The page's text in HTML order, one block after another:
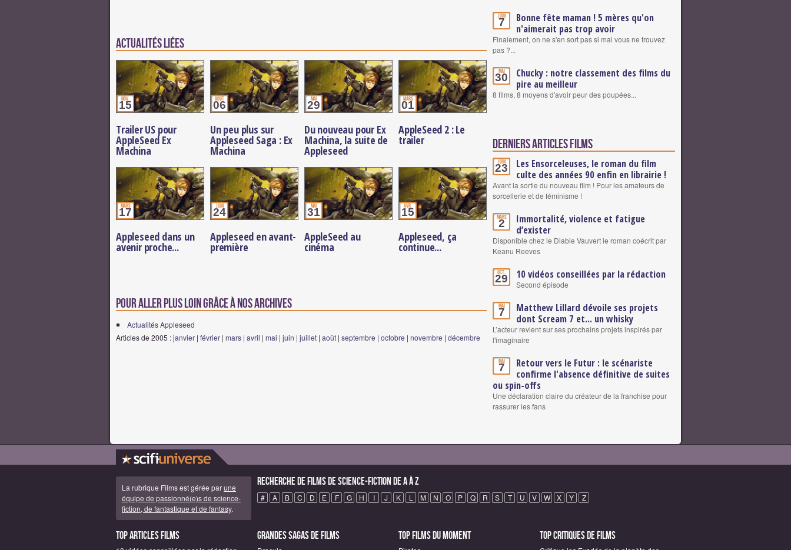
Actualités Liées
nov.
15
Trailer US pour
AppleSeed Ex
Machina
août
06
Un peu plus sur
Appleseed Saga : Ex
Machina
mai
29
Du nouveau pour Ex
Machina, la suite de
Appleseed
mars
01
AppleSeed 2 : Le
trailer
mars
17
Appleseed dans un
avenir proche...
juin
24
Appleseed en avant-
première
mai
31
AppleSeed au
cinéma
avr.
15
Appleseed, ça
continue...
Pour aller plus loin grâce à nos archives
Actualités Appleseed
Articles de 2005 :janvier | février | mars | avril | mai | juin | juillet | août | septembre | octobre | novembre | décembre
Juin
7
Bonne fête maman ! 5 mères qu'on
n'aimerait pas trop avoir
Finalement, on ne s'en sort pas si mal vous ne trouvez
pas ?...
Mai
30
Chucky : notre classement des films du
pire au meilleur
8 films, 8 moyens d'avoir peur des poupées...
Derniers articles Films
Juin
23
Les Ensorceleuses, le roman du film
culte des années 90 enfin en librairie !
Avant la sortie du nouveau film ! Pour les amateurs de
sorcellerie et de féminisme !
Mars
2
Immortalité, violence et fatigue
d’exister
Disponible chez le Diable Vauvert le roman coécrit par
Keanu Reeves
Oct.
29 10 vidéos conseillées par la rédaction
Second épisode
Mai
7
Matthew Lillard dévoile ses projets
dont Scream 7 et... un whisky
L’acteur revient sur ses prochains projets inspirés par
l'imaginaire
Mai
7
Retour vers le Futur : le scénariste
confirme l'absence définitive de suites
ou spin-offs
Une déclaration claire du créateur de la franchise pour
rassurer les fans
La rubrique Films est gérée parune
équipe de passionné(e)s de science-
fiction, de fantastique et de fantasy.
Recherche de Films de science-fiction de A à Z
# A B C D E F G H I J K L M N O P Q R S T U V W X Y Z
Top articles Films Grandes sagas de Films Top Films du moment Top critiques de Films